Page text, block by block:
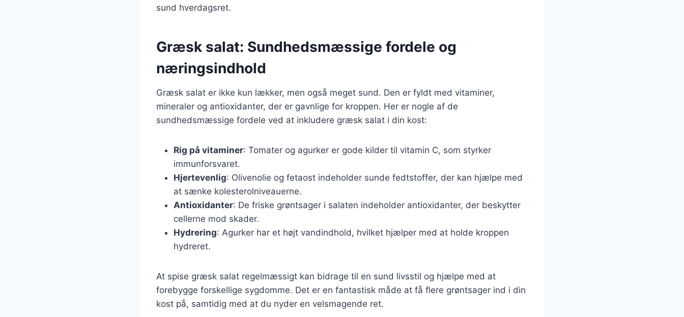
sund hverdagsret.
Græsk salat: Sundhedsmæssige fordele og
næringsindhold
Græsk salat er ikke kun lækker, men også meget sund. Den er fyldt med vitaminer,
mineraler og antioxidanter, der er gavnlige for kroppen. Her er nogle af de
sundhedsmæssige fordele ved at inkludere græsk salat i din kost:
Rig på vitaminer: Tomater og agurker er gode kilder til vitamin C, som styrker
immunforsvaret.
Hjertevenlig: Olivenolie og fetaost indeholder sunde fedtstoffer, der kan hjælpe med
at sænke kolesterolniveauerne.
Antioxidanter: De friske grøntsager i salaten indeholder antioxidanter, der beskytter
cellerne mod skader.
Hydrering: Agurker har et højt vandindhold, hvilket hjælper med at holde kroppen
hydreret.
At spise græsk salat regelmæssigt kan bidrage til en sund livsstil og hjælpe med at
forebygge forskellige sygdomme. Det er en fantastisk måde at få flere grøntsager ind i din
kost på, samtidig med at du nyder en velsmagende ret.